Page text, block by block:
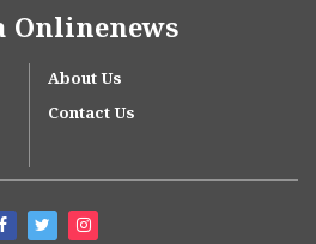
Onlinenews
About Us
Contact Us